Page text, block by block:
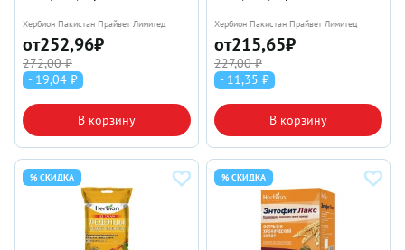
Хербион Пакистан Прайвет Лимитед
от252,96₽
272,00 ₽
- 19,04 ₽
В корзину
Хербион Пакистан Прайвет Лимитед
от215,65₽
227,00 ₽
- 11,35 ₽
В корзину
% СКИДКА % СКИДКА